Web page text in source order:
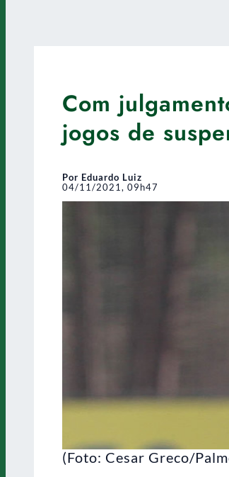
Com
jogos de
Por Eduardo Luiz
04/11/2021, 09h47
(Foto: Cesar Greco/